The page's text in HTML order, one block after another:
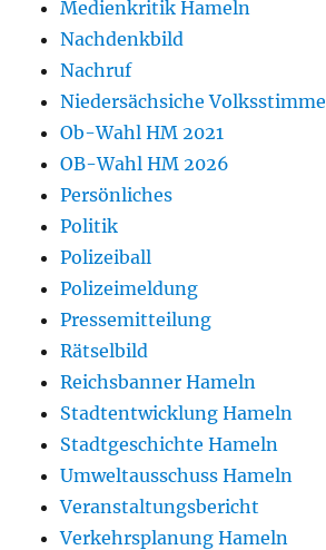
Medienkritik Hameln
Nachdenkbild
Nachruf
Niedersächsiche Volksstimme
Ob-Wahl HM 2021
OB-Wahl HM 2026
Persönliches
Politik
Polizeiball
Polizeimeldung
Pressemitteilung
Rätselbild
Reichsbanner Hameln
Stadtentwicklung Hameln
Stadtgeschichte Hameln
Umweltausschuss Hameln
Veranstaltungsbericht
Verkehrsplanung Hameln